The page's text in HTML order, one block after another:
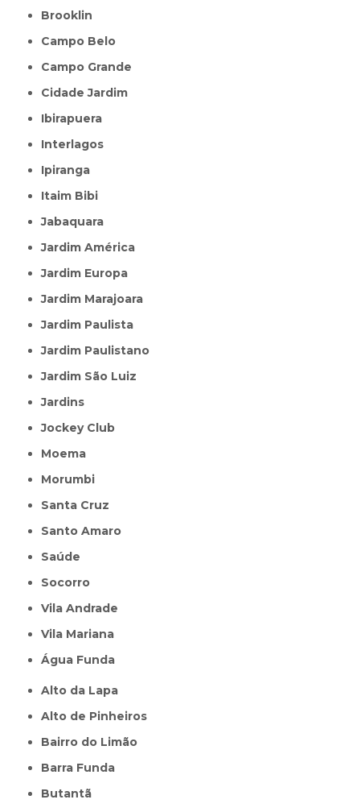
Brooklin
Campo Belo
Campo Grande
Cidade Jardim
Ibirapuera
Interlagos
Ipiranga
Itaim Bibi
Jabaquara
Jardim América
Jardim Europa
Jardim Marajoara
Jardim Paulista
Jardim Paulistano
Jardim São Luiz
Jardins
Jockey Club
Moema
Morumbi
Santa Cruz
Santo Amaro
Saúde
Socorro
Vila Andrade
Vila Mariana
Água Funda
Alto da Lapa
Alto de Pinheiros
Bairro do Limão
Barra Funda
Butantã